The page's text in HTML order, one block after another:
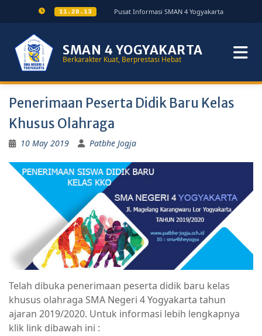
11.28.13 Pusat Informasi SMAN 4 Yogyakarta
SMAN 4 YOGYAKARTA
Berkarakter Kuat, Berprestasi Hebat
Penerimaan Peserta Didik Baru Kelas
Khusus Olahraga
10 May 2019 Patbhe Jogja
Telah dibuka penerimaan peserta didik baru kelas
khusus olahraga SMA Negeri 4 Yogyakarta tahun
ajaran 2019/2020. Untuk informasi lebih lengkapnya
klik link dibawah ini :